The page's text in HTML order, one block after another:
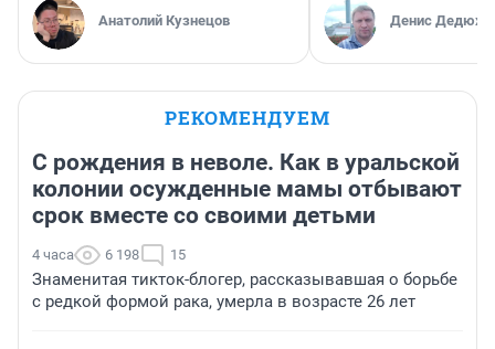
Анатолий Кузнецов Денис
РЕКОМЕНДУЕМ
С рождения в неволе. Как в уральской
колонии осужденные мамы отбывают
срок вместе со своими детьми
4 часа 6 198 15
Знаменитая тикток-блогер, рассказывавшая о борьбе
с редкой формой рака, умерла в возрасте 26 лет